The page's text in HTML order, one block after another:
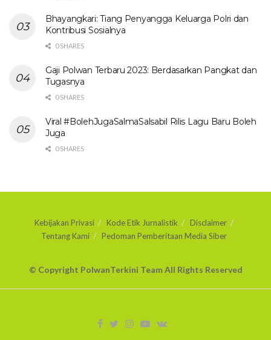
Bhayangkari: Tiang Penyangga Keluarga Polri dan
Kontribusi Sosialnya
0 SHARES
Gaji Polwan Terbaru 2023: Berdasarkan Pangkat dan
Tugasnya
0 SHARES
Viral #BolehJugaSalmaSalsabil Rilis Lagu Baru Boleh
Juga
0 SHARES
Kebijakan Privasi Kode Etik Jurnalistik
Disclaimer
Tentang Kami
Pedoman Pemberitaan Media Siber
© Copyright PolwanTerkini Team All Rights Reserved